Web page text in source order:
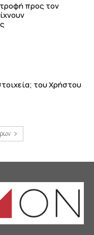
προς τον
του Χρήστου